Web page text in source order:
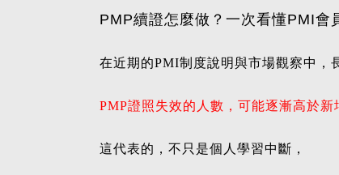
PMP續證怎麼做？一次看懂PMI會
在近期的PMI制度說明與市場觀察中，
PMP證照失效的人數，可能逐漸高於新
這代表的，不只是個人學習中斷，